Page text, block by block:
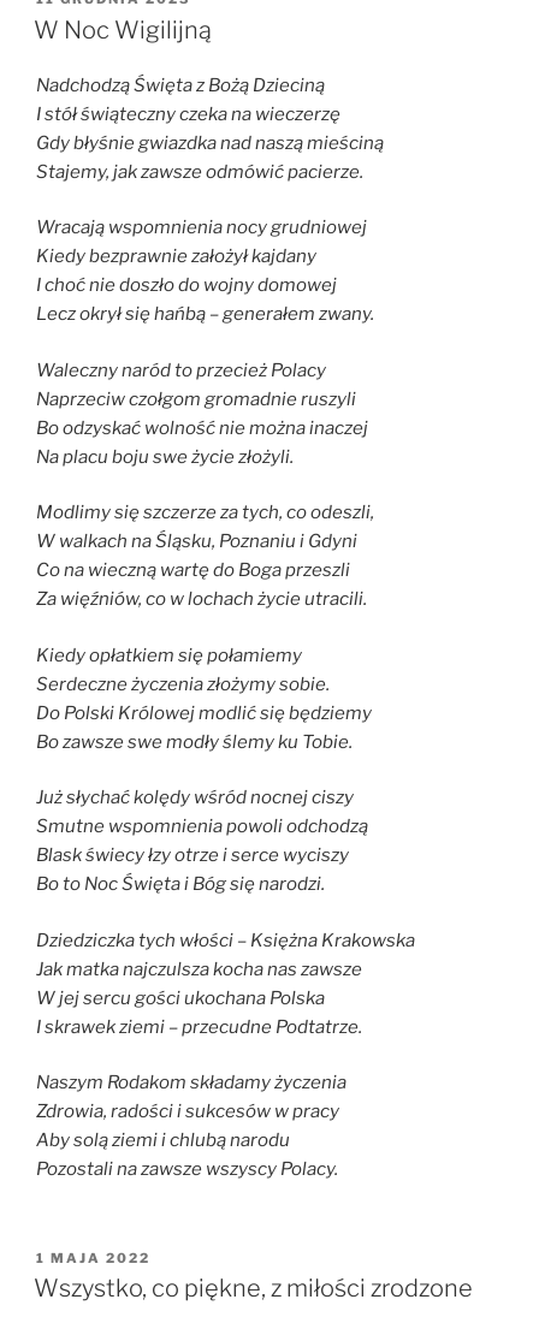
W
W Noc Wigilijną
Nadchodzą Święta z Bożą Dzieciną
I stół świąteczny czeka na wieczerzę
Gdy błyśnie gwiazdka nad naszą mieściną
Stajemy, jak zawsze odmówić pacierze.
Wracają wspomnienia nocy grudniowej
Kiedy bezprawnie założył kajdany
I choć nie doszło do wojny domowej
Lecz okrył się hańbą – generałem zwany.
Waleczny naród to przecież Polacy
Naprzeciw czołgom gromadnie ruszyli
Bo odzyskać wolność nie można inaczej
Na placu boju swe życie złożyli.
Modlimy się szczerze za tych, co odeszli,
W walkach na Śląsku, Poznaniu i Gdyni
Co na wieczną wartę do Boga przeszli
Za więźniów, co w lochach życie utracili.
Kiedy opłatkiem się połamiemy
Serdeczne życzenia złożymy sobie.
Do Polski Królowej modlić się będziemy
Bo zawsze swe modły ślemy ku Tobie.
Już słychać kolędy wśród nocnej ciszy
Smutne wspomnienia powoli odchodzą
Blask świecy łzy otrze i serce wyciszy
Bo to Noc Święta i Bóg się narodzi.
Dziedziczka tych włości – Księżna Krakowska
Jak matka najczulsza kocha nas zawsze
W jej sercu gości ukochana Polska
I skrawek ziemi – przecudne Podtatrze.
Naszym Rodakom składamy życzenia
Zdrowia, radości i sukcesów w pracy
Aby solą ziemi i chlubą narodu
Pozostali na zawsze wszyscy Polacy.
OPUBLIKOWANE
W
1 MAJA 2022
Wszystko, co piękne, z miłości zrodzone